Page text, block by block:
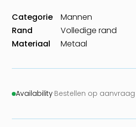
Categorie
Mannen
Rand
Volledige rand
Materiaal
Metaal
Availability·Bestellen op aanvraag